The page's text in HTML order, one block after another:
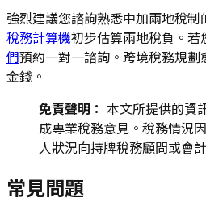
強烈建議您諮詢熟悉中加兩地稅
稅務計算機初步估算兩地稅負。若
們預約一對一諮詢。跨境稅務規
金錢。
免責聲明： 本文所提供的資
成專業稅務意見。稅務情況
人狀況向持牌稅務顧問或會
常見問題